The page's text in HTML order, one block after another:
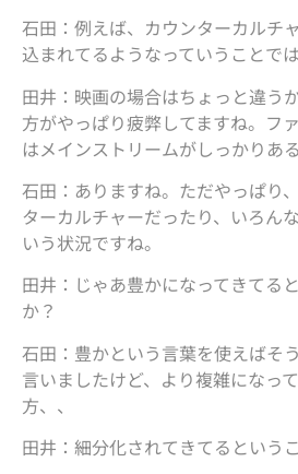
石田：例えば、カウンターカルチ
込まれてるようなっていうことで
田井：映画の場合はちょっと違う
方がやっぱり疲弊してますね。フ
はメインストリームがしっかりあ
石田：ありますね。ただやっぱり
ターカルチャーだったり、いろん
いう状況ですね。
田井：じゃあ豊かになってきてる
か？
石田：豊かという言葉を使えばそ
言いましたけど、より複雑になっ
方、、
田井：細分化されてきてるという